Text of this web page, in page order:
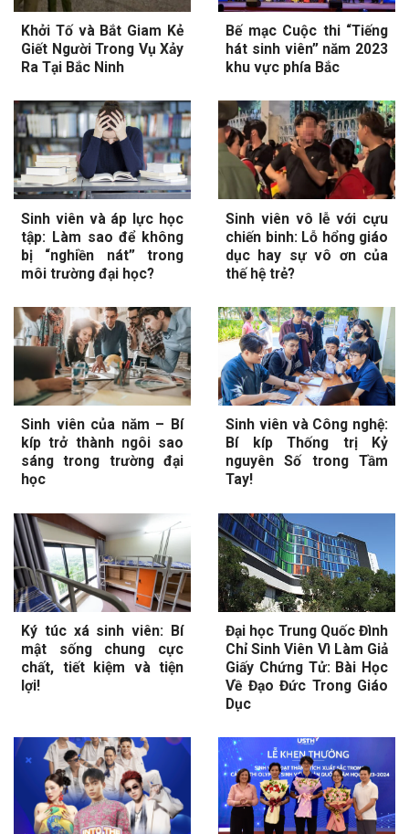
Khởi Tố và Bắt Giam Kẻ
Giết Người Trong Vụ Xảy
Ra Tại Bắc Ninh
Bế mạc Cuộc thi “Tiếng
hát sinh viên” năm 2023
khu vực phía Bắc
Sinh viên và áp lực học
tập: Làm sao để không
bị “nghiền nát” trong
môi trường đại học?
Sinh viên vô lễ với cựu
chiến binh: Lỗ hổng giáo
dục hay sự vô ơn của
thế hệ trẻ?
Sinh viên của năm – Bí
kíp trở thành ngôi sao
sáng trong trường đại
học
Sinh viên và Công nghệ:
Bí kíp Thống trị Kỷ
nguyên Số trong Tầm
Tay!
Ký túc xá sinh viên: Bí
mật sống chung cực
chất, tiết kiệm và tiện
lợi!
Đại học Trung Quốc Đình
Chỉ Sinh Viên Vì Làm Giả
Giấy Chứng Tử: Bài Học
Về Đạo Đức Trong Giáo
Dục